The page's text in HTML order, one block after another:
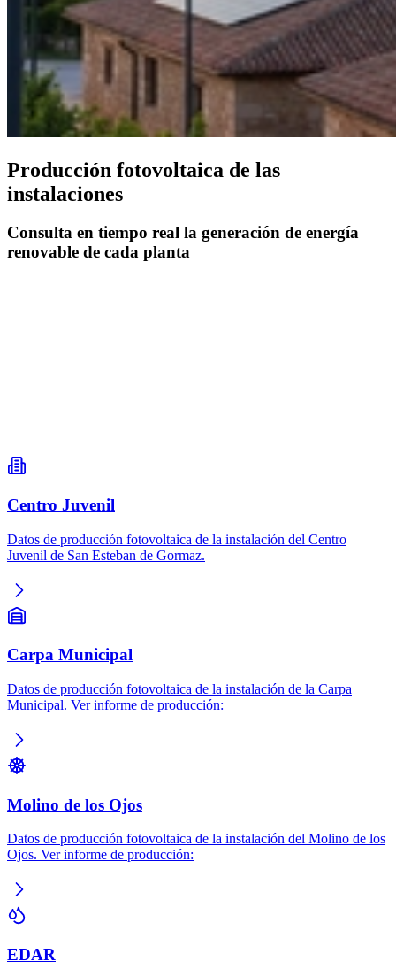
Producción fotovoltaica de las
instalaciones
Consulta en tiempo real la generación de energía
renovable de cada planta
Centro Juvenil
Datos de producción fotovoltaica de la instalación del Centro
Juvenil de San Esteban de Gormaz.
Carpa Municipal
Datos de producción fotovoltaica de la instalación de la Carpa
Municipal. Ver informe de producción:
Molino de los Ojos
Datos de producción fotovoltaica de la instalación del Molino de los
Ojos. Ver informe de producción:
EDAR